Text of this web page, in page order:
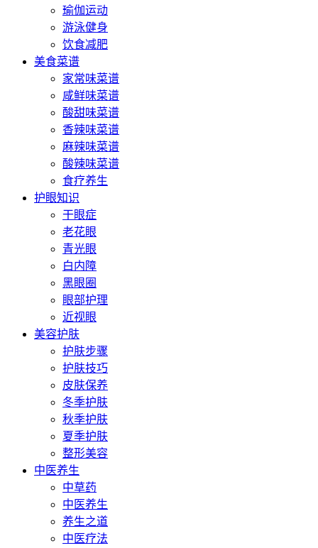
瑜伽运动
游泳健身
饮食减肥
美食菜谱
家常味菜谱
咸鲜味菜谱
酸甜味菜谱
香辣味菜谱
麻辣味菜谱
酸辣味菜谱
食疗养生
护眼知识
干眼症
老花眼
青光眼
白内障
黑眼圈
眼部护理
近视眼
美容护肤
护肤步骤
护肤技巧
皮肤保养
冬季护肤
秋季护肤
夏季护肤
整形美容
中医养生
中草药
中医养生
养生之道
中医疗法